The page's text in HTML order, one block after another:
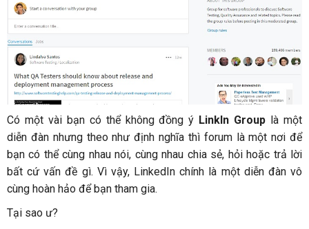
Có một vài bạn có thể không đồng ý LinkIn Group là một
diễn đàn nhưng theo như định nghĩa thì forum là một nơi để
bạn có thể cùng nhau nói, cùng nhau chia sẻ, hỏi hoặc trả lời
bất cứ vấn đề gì. Vì vậy, LinkedIn chính là một diễn đàn vô
cùng hoàn hảo để bạn tham gia.
Tại sao ư?